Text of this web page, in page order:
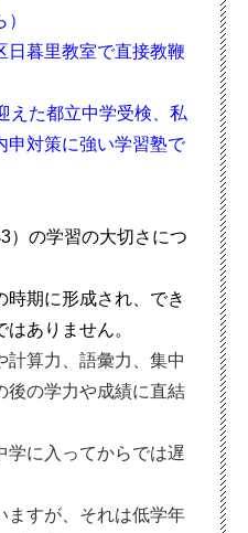
）
日暮里教室で直接教鞭
えた都立中学受検、私
申対策に強い学習塾で
）の学習の大切さにつ
時期に形成され、でき
ありません。
計算力、語彙力、集中
後の学力や成績に直結
学に入ってからでは遅
ますが、それは低学年